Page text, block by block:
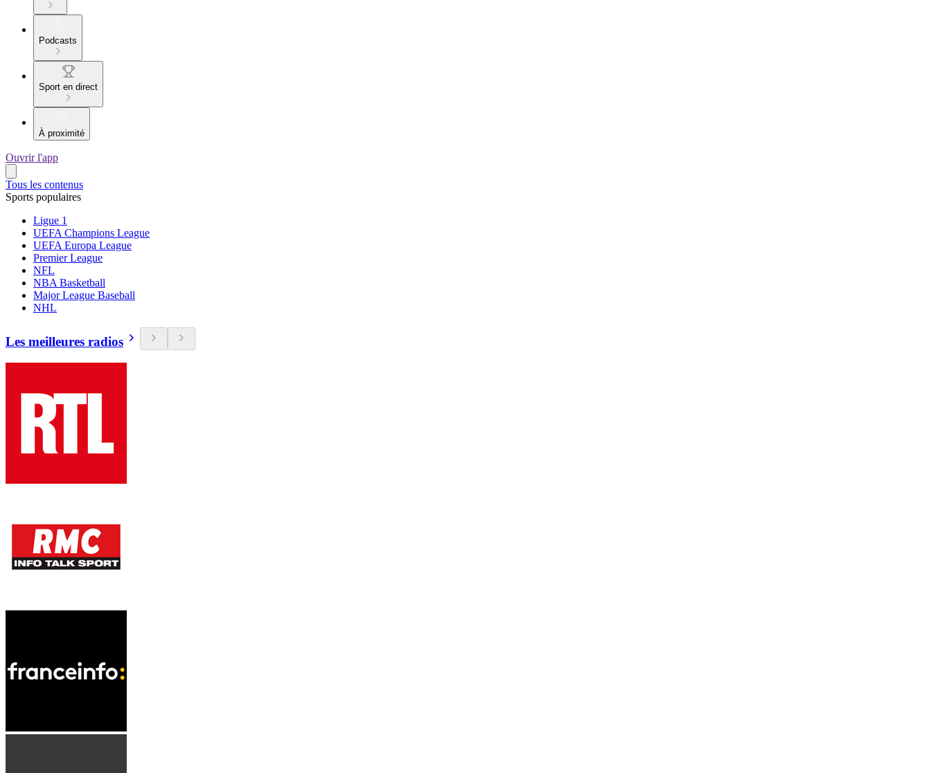
Podcasts
Sport en direct
À proximité
Ouvrir l'app
Tous les contenus
Sports populaires
Ligue 1
UEFA Champions League
UEFA Europa League
Premier League
NFL
NBA Basketball
Major League Baseball
NHL
Les meilleures radios